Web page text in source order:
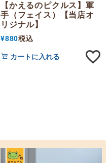
【かえるのピクルス】軍
手（フェイス）【当店オ
リジナル】
¥880税込
カートに入れる